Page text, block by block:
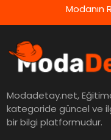
Modanın
Modadetay.net,
kategoride güncel ve
bir bilgi platformudur.